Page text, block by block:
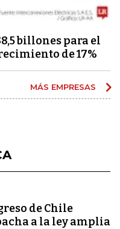
billones para el
de 17%
MÁS EMPRESAS
de Chile
a la ley amplia